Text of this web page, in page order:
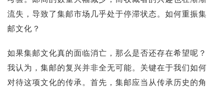
流失，导致了集邮市场几乎处于停滞状态。如何重振集
邮文化？
如果集邮文化真的面临消亡，那么是否还存在希望呢？
我认为，集邮的复兴并非全无可能。关键在于我们如何
对待这项文化的传承。首先，集邮应当从传承历史的角